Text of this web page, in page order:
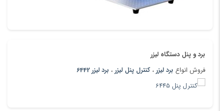
برد و پنل دستگاه لیزر
فروش انواع برد لیزر ، کنترل پنل لیزر ، برد لیزر 6442